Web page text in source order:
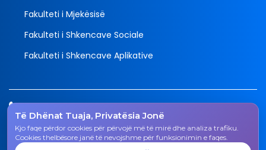
Të Dhënat Tuaja, Privatësia Jonë
Kjo faqe përdor cookies për përvojë më të mirë dhe analiza trafiku.
Cookies thelbësore janë të nevojshme për funksionimin e faqes.
Fakulteti i Mjekësisë
Fakulteti i Shkencave Sociale
Fakulteti i Shkencave Aplikative
Tel.
038 200 20 831
Email